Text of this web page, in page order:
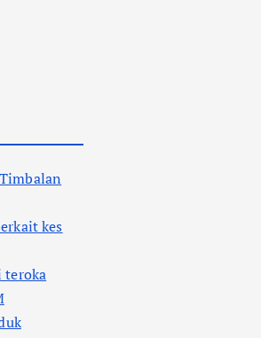
kes
teroka